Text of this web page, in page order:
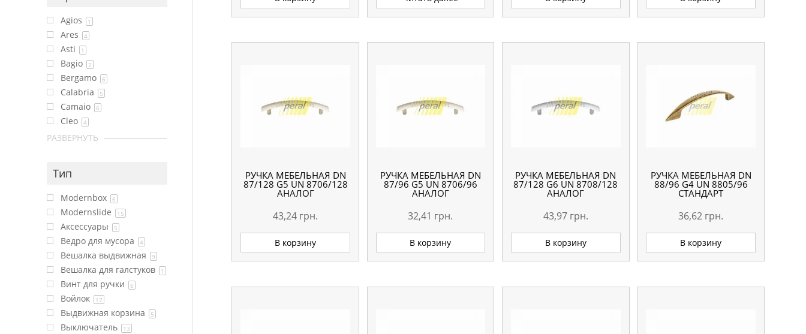
РУЧКА МЕБЕЛЬНАЯ DN
87/128 G5 UN 8706/128
АНАЛОГ
43,24 грн.
В корзину
РУЧКА МЕБЕЛЬНАЯ DN
87/96 G5 UN 8706/96
АНАЛОГ
32,41 грн.
В корзину
РУЧКА МЕБЕЛЬНАЯ DN
87/128 G6 UN 8708/128
АНАЛОГ
43,97 грн.
В корзину
РУЧКА МЕБЕЛЬНАЯ DN
88/96 G4 UN 8805/96
СТАНДАРТ
36,62 грн.
В корзину
Agios 1
Ares 4
Asti 1
Bagio 2
Bergamo 6
Calabria 5
Camaio 6
Cleo 4
РАЗВЕРНУТЬ
Тип
Modernbox 6
Modernslide 15
Аксессуары 5
Ведро для мусора 4
Вешалка выдвижная 9
Вешалка для галстуков 1
Винт для ручки 6
Войлок 17
Выдвижная корзина 5
Выключатель 13